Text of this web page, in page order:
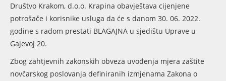
Društvo Krakom, d.o.o. Krapina obavještava cijenjene
potrošače i korisnike usluga da će s danom 30. 06. 2022.
godine s radom prestati BLAGAJNA u sjedištu Uprave u
Gajevoj 20.
Zbog zahtjevnih zakonskih obveza uvođenja mjera zaštite
novčarskog poslovanja definiranih izmjenama Zakona o